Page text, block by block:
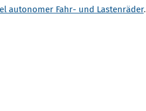
autonomer Fahr- und Lastenräder.